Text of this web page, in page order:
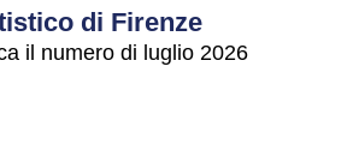
di Firenze
il numero di luglio 2026